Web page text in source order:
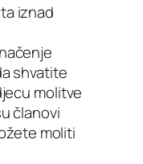
iznad
shvatite
molitve
članovi
moliti